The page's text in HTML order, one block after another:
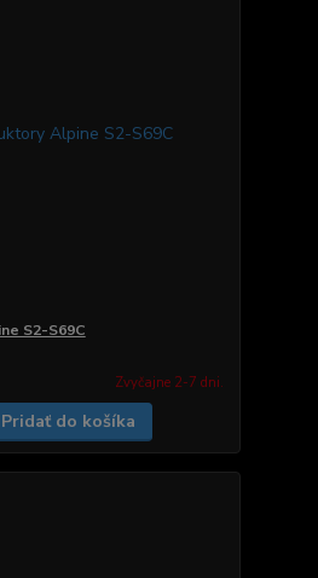
S2-S69C
Zvyčajne 2-7 dni.
Pridať do košíka